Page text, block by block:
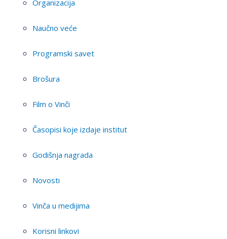
Organizacija
Naučno veće
Programski savet
Brošura
Film o Vinči
Časopisi koje izdaje institut
Godišnja nagrada
Novosti
Vinča u medijima
Korisni linkovi